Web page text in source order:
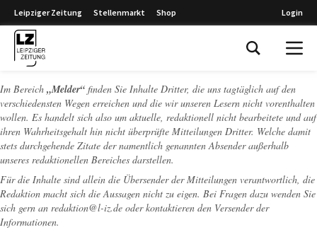
Leipziger Zeitung Stellenmarkt Shop Login
Im Bereich „Melder“ finden Sie Inhalte Dritter, die uns tagtäglich auf den
verschiedensten Wegen erreichen und die wir unseren Lesern nicht vorenthalten
wollen. Es handelt sich also um aktuelle, redaktionell nicht bearbeitete und auf
ihren Wahrheitsgehalt hin nicht überprüfte Mitteilungen Dritter. Welche damit
stets durchgehende Zitate der namentlich genannten Absender außerhalb
unseres redaktionellen Bereiches darstellen.
Für die Inhalte sind allein die Übersender der Mitteilungen verantwortlich, die
Redaktion macht sich die Aussagen nicht zu eigen. Bei Fragen dazu wenden Sie
sich gern an redaktion@l-iz.de oder kontaktieren den Versender der
Informationen.